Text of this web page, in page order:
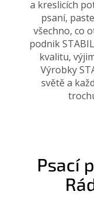
a kreslicích
psaní,
všechno, co
podnik
kvalitu,
Výrobky
světě a
Psací